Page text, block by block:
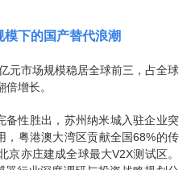
下的国产替代浪潮
元市场规模稳居全球前三，占全球
增长。
备性胜出，苏州纳米城入驻企业突
，粤港澳大湾区贡献全国68%的传
亦庄建成全球最大V2X测试区。